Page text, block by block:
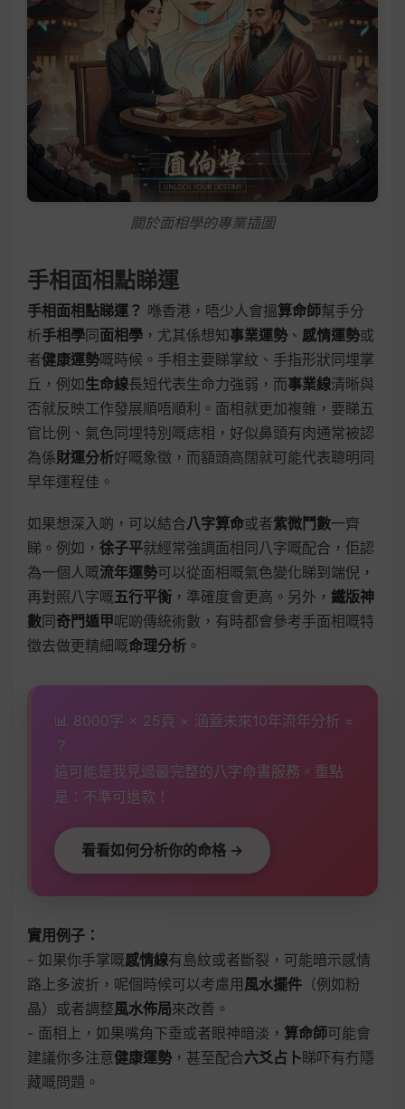
關於面相學的專業插圖
手相面相點睇運
手相面相點睇運？ 喺香港，唔少人會搵算命師幫手分
析手相學同面相學 ，尤其係想知事業運勢 、 感情運勢或
者健康運勢嘅時候。手相主要睇掌紋、手指形狀同埋掌
丘，例如生命線長短代表生命力強弱，而事業線清晰與
否就反映工作發展順唔順利。面相就更加複雜，要睇五
官比例、氣色同埋特別嘅痣相，好似鼻頭有肉通常被認
為係財運分析好嘅象徵，而額頭高闊就可能代表聰明同
早年運程佳。
如果想深入啲，可以結合八字算命或者紫微鬥數一齊
睇。例如， 徐子平就經常強調面相同八字嘅配合，佢認
為一個人嘅流年運勢可以從面相嘅氣色變化睇到端倪，
再對照八字嘅五行平衡 ，準確度會更高。另外， 鐵版神
數同奇門遁甲呢啲傳統術數，有時都會參考手面相嘅特
徵去做更精細嘅命理分析 。
📊 8000字 × 25頁 × 涵蓋未來10年流年分析 =
？
這可能是我見過最完整的八字命書服務。重點
是：不準可退款！
看看如何分析你的命格 →
實用例子：
- 如果你手掌嘅感情線有島紋或者斷裂，可能暗示感情
路上多波折，呢個時候可以考慮用 風水擺件 （例如粉
晶）或者調整風水佈局來改善。
- 面相上，如果嘴角下垂或者眼神暗淡， 算命師可能會
建議你多注意健康運勢 ，甚至配合六爻占卜睇吓有冇隱
藏嘅問題。